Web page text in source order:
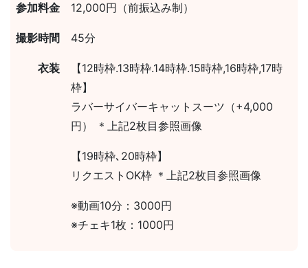
参加料金 12,000円（前振込み制）
撮影時間 45分
衣装
【12時枠.13時枠.14時枠.15時枠,16時枠,17時
枠】
ラバーサイバーキャットスーツ（+4,000
円） ＊上記2枚目参照画像
【19時枠､20時枠】
リクエストOK枠 ＊上記2枚目参照画像
※動画10分：3000円
※チェキ1枚：1000円